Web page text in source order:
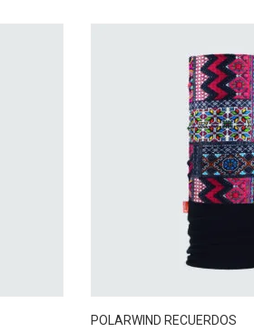
POLARWIND RECUERDOS